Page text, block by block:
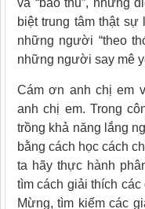
biệt trung tâm thật sự
những người “theo
những người say mê
Cám ơn anh chị em
anh chị em. Trong
trồng khả năng lắng
bằng cách học cách
ta hãy thực hành
tìm cách giải thích
Mừng, tìm kiếm các